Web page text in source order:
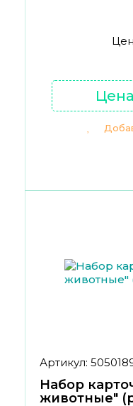
Артикул:
Набор
животные"